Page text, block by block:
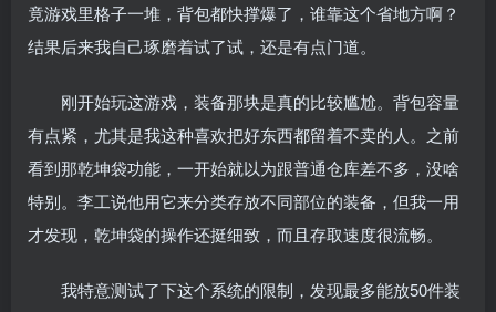
竟游戏里格子一堆，背包都快撑爆了，谁靠这个省地方啊？
结果后来我自己琢磨着试了试，还是有点门道。
刚开始玩这游戏，装备那块是真的比较尴尬。背包容量
有点紧，尤其是我这种喜欢把好东西都留着不卖的人。之前
看到那乾坤袋功能，一开始就以为跟普通仓库差不多，没啥
特别。李工说他用它来分类存放不同部位的装备，但我一用
才发现，乾坤袋的操作还挺细致，而且存取速度很流畅。
我特意测试了下这个系统的限制，发现最多能放50件装